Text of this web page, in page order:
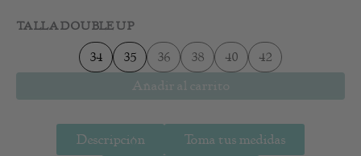
TALLA DOUBLE UP
34 35 36 38 40 42
Up
Añadir al carrito
Descripción Toma tus medidas